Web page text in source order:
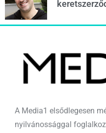
A Media1 elsődlegesen
nyilvánossággal